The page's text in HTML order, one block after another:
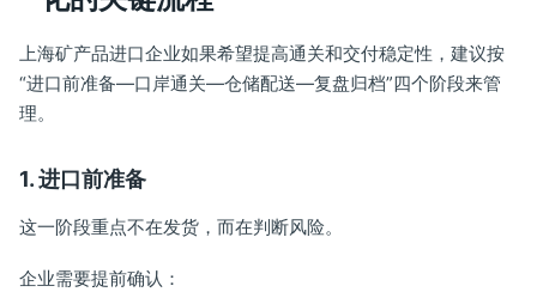
上海矿产品进口企业如果希望提高通关和交付稳定性，建议按
“进口前准备—口岸通关—仓储配送—复盘归档”四个阶段来管
理。
1. 进口前准备
这一阶段重点不在发货，而在判断风险。
企业需要提前确认：